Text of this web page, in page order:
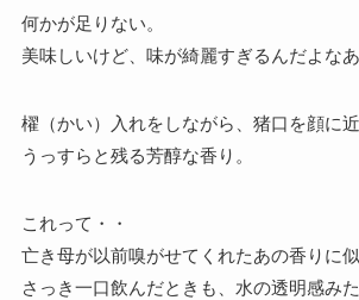
何かが足りない。
美味しいけど、味が綺麗すぎるんだよなあ
櫂（かい）入れをしながら、猪口を顔に近
うっすらと残る芳醇な香り。
これって・・
亡き母が以前嗅がせてくれたあの香りに
さっき一口飲んだときも、水の透明感み